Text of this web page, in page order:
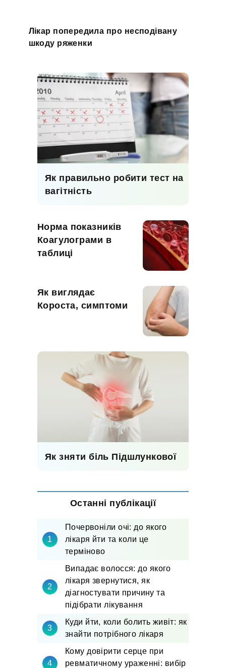
Лікар попередила про несподівану
шкоду ряженки
Як правильно робити тест на
вагітність
Норма показників
Коагулограми в
таблиці
Як виглядає
Короста, симптоми
Як зняти біль Підшлункової
Останні публікації
Почервоніли очі: до якого
лікаря йти та коли це
терміново
Випадає волосся: до якого
лікаря звернутися, як
діагностувати причину та
підібрати лікування
Куди йти, коли болить живіт: як
знайти потрібного лікаря
Кому довірити серце при
ревматичному ураженні: вибір